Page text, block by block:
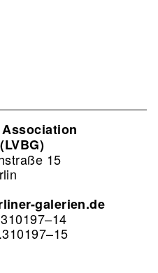
15
galerien.de